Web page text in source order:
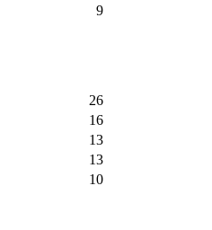
9
26
16
13
13
10